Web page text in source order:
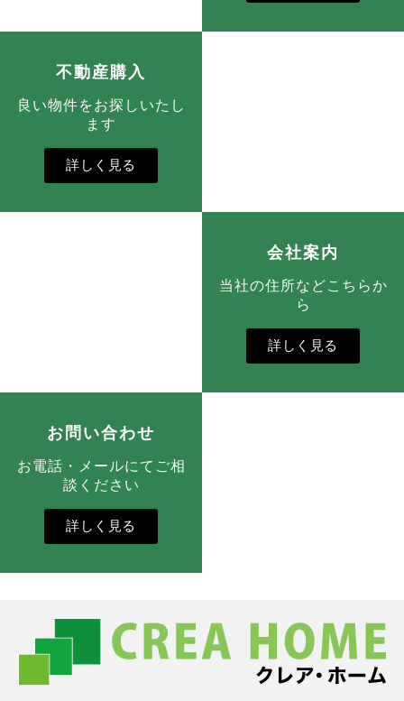
不動産購入
良い物件をお探しいたし
ます
詳しく見る
会社案内
当社の住所などこちらか
ら
詳しく見る
お問い合わせ
お電話・メールにてご相
談ください
詳しく見る